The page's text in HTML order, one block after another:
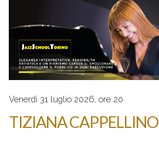
Venerdì 31 luglio 2026, ore 20
TIZIANA CAPPELLINO